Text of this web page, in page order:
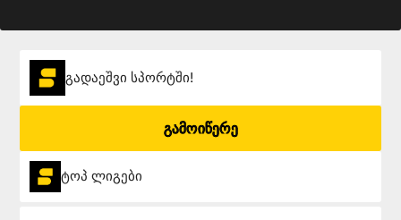
გადაეშვი სპორტში!
გამოიწერე
ტოპ ლიგები